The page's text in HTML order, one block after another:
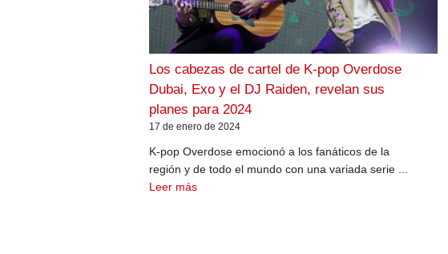
Los cabezas de cartel de K-pop Overdose
Dubai, Exo y el DJ Raiden, revelan sus
planes para 2024
17 de enero de 2024
K-pop Overdose emocionó a los fanáticos de la
región y de todo el mundo con una variada serie ...
Leer más